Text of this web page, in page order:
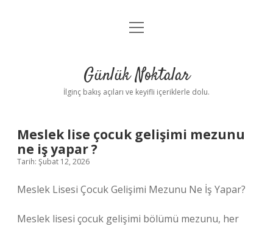
Anasayfa
Yasal Uyarı
menüyü
Günlük Noktalar
İlginç bakış açıları ve keyifli içeriklerle dolu.
Meslek lise çocuk gelişimi mezunu
ne iş yapar ?
Tarih: Şubat 12, 2026
Meslek Lisesi Çocuk Gelişimi Mezunu Ne İş Yapar?
Meslek lisesi çocuk gelişimi bölümü mezunu, her